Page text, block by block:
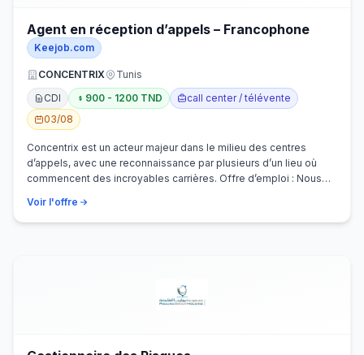
Agent en réception d’appels – Francophone
Keejob.com
CONCENTRIX
Tunis
CDI
900 - 1200 TND
call center / télévente
03/08
Concentrix est un acteur majeur dans le milieu des centres
d’appels, avec une reconnaissance par plusieurs d’un lieu où
commencent des incroyables carrières. Offre d’emploi : Nous
Voir l'offre